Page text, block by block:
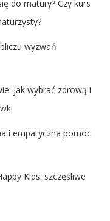
do matury? Czy kurs
wyzwań
jak wybrać zdrową i
i empatyczna pomoc
Kids: szczęśliwe